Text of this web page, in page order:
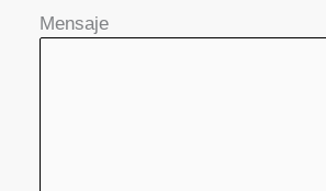
Mensaje